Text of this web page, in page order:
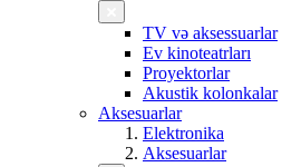
TV və aksessuarlar
Ev kinoteatrları
Proyektorlar
Akustik kolonkalar
Aksesuarlar
Elektronika
Aksesuarlar